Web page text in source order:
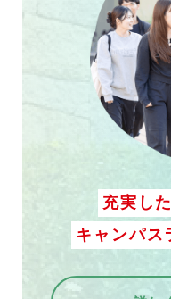
充実し
キャンパス